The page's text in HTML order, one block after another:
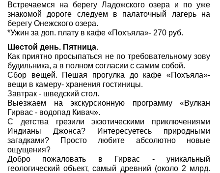
Встречаемся на берегу Ладожского озера и по уже
знакомой дороге следуем в палаточный лагерь на
берегу Онежского озера.
*Ужин за доп. плату в кафе «Похъяла»- 270 руб.
Шестой день. Пятница.
Как приятно просыпаться не по требовательному зову
будильника, а в полном согласии с самим собой.
Сбор вещей. Пешая прогулка до кафе «Похъяла»-
вещи в камеру- хранения гостиницы.
Завтрак - шведский стол.
Выезжаем на экскурсионную программу «Вулкан
Гирвас - водопад Кивач».
С детства грезили экзотическими приключениями
Индианы Джонса? Интересуетесь природными
загадками? Просто любите абсолютно новые
ощущения?
Добро пожаловать в Гирвас - уникальный
геологический объект, самый древний (около 2 млрд.